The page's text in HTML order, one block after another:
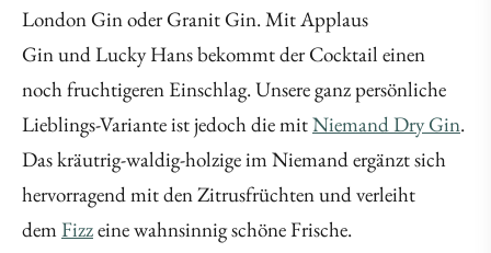
London Gin oder Granit Gin. Mit Applaus
Gin und Lucky Hans bekommt der Cocktail einen
noch fruchtigeren Einschlag. Unsere ganz persönliche
Lieblings-Variante ist jedoch die mitNiemand Dry Gin.
Das kräutrig-waldig-holzige im Niemand ergänzt sich
hervorragend mit den Zitrusfrüchten und verleiht
demFizzeine wahnsinnig schöne Frische.